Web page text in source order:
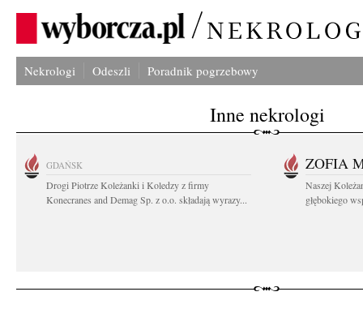
Nekrologi Odeszli Poradnik pogrzebowy
Inne nekrologi
GDAŃSK
Drogi Piotrze Koleżanki i Koledzy z firmy
Konecranes and Demag Sp. z o.o. składają wyrazy...
ZOFIA
Naszej
głębokiego